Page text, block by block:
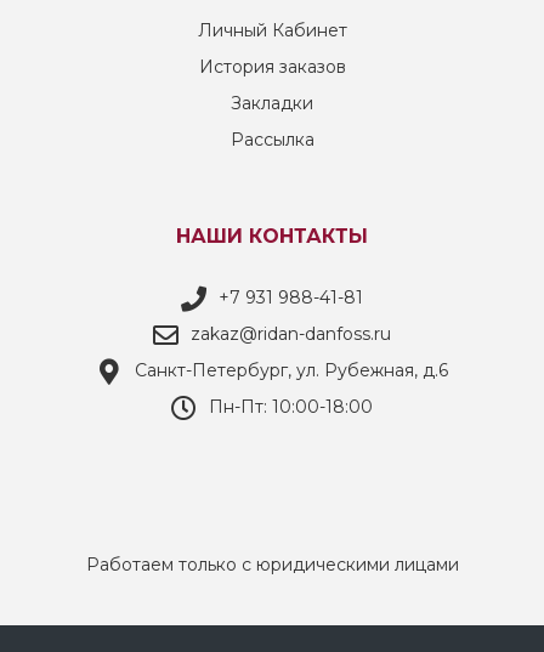
Личный Кабинет
История заказов
Закладки
Рассылка
НАШИ КОНТАКТЫ
+7 931 988-41-81
zakaz@ridan-danfoss.ru
Санкт-Петербург, ул. Рубежная, д.6
Пн-Пт: 10:00-18:00
Работаем только с юридическими лицами